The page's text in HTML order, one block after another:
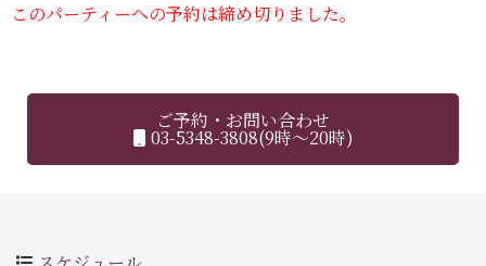
このパーティーへの予約は締め切りました。
ご予約・お問い合わせ
03-5348-3808(9時～20時)